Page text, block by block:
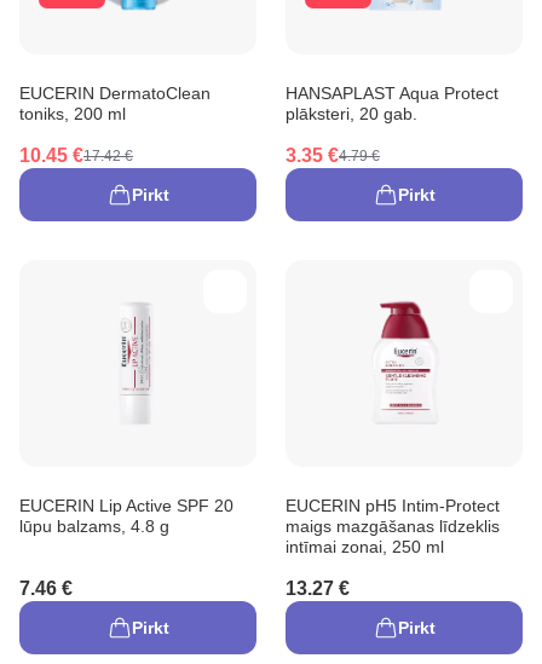
EUCERIN DermatoClean
toniks, 200 ml
10.45 €17.42 €
Pirkt
HANSAPLAST Aqua Protect
plāksteri, 20 gab.
3.35 €4.79 €
Pirkt
EUCERIN Lip Active SPF 20
lūpu balzams, 4.8 g
7.46 €
Pirkt
EUCERIN pH5 Intim-Protect
maigs mazgāšanas līdzeklis
intīmai zonai, 250 ml
13.27 €
Pirkt